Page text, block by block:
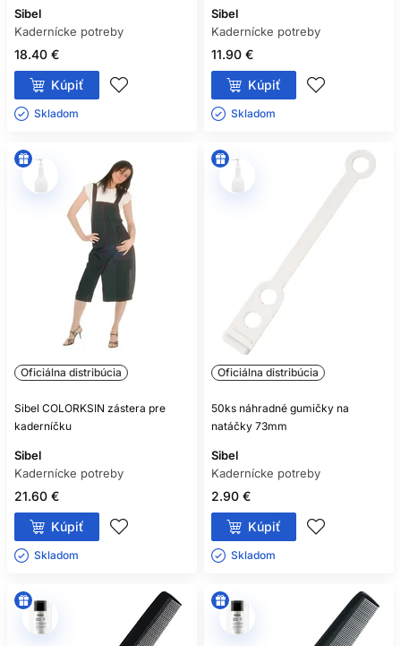
Sibel
Kadernícke potreby
18.40 €
Kúpiť
Skladom ㅤ
Sibel
Kadernícke potreby
11.90 €
Kúpiť
Skladom ㅤ
Oficiálna distribúcia
Sibel COLORKSIN zástera pre
kaderníčku
Sibel
Kadernícke potreby
21.60 €
Kúpiť
Skladom ㅤ
Oficiálna distribúcia
50ks náhradné gumičky na
natáčky 73mm
Sibel
Kadernícke potreby
2.90 €
Kúpiť
Skladom ㅤ